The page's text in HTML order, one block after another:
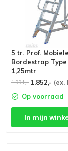
5 tr. Prof. Mobiele
Bordestrap Type
1,25mtr
1.991,- 1.852,- (ex.
Op voorraad
In mijn